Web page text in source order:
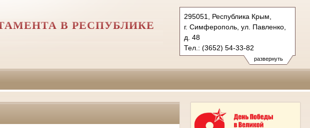
развернуть
295051, Республика Крым,
г. Симферополь, ул. Павленко,
д. 48
Тел.: (3652) 54-33-82
usd.krm@sudrf.ru
В РЕСПУБЛИКЕ